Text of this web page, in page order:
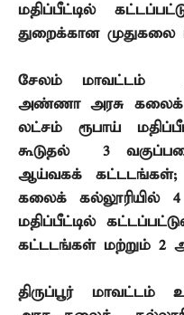
மதிப்பீட்டில்
துறைக்கான முதுகலை
சேலம் மாவட்டம் –
அண்ணா அரசு கலைக்
லட்சம் ரூபாய்
கூடுதல்
3
ஆய்வகக் கட்டடங்கள்
கலைக் கல்லூரியில் 4
மதிப்பீட்டில்
கட்டடங்கள் மற்றும் 2
திருப்பூர் மாவட்டம்